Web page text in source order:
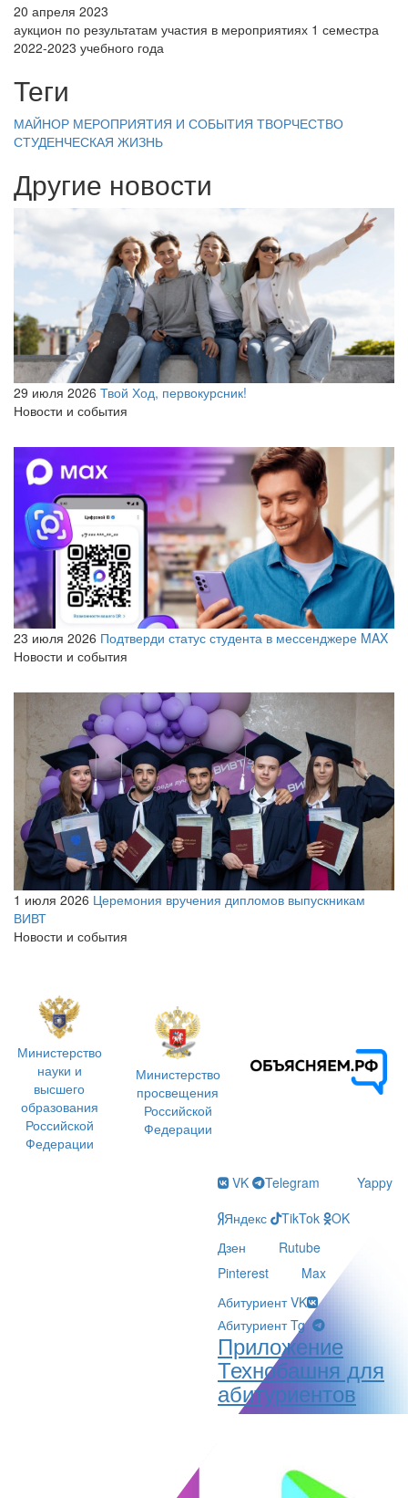
20 апреля 2023
аукцион по результатам участия в мероприятиях 1 семестра
2022-2023 учебного года
Теги
МАЙНОР МЕРОПРИЯТИЯ И СОБЫТИЯ ТВОРЧЕСТВО
СТУДЕНЧЕСКАЯ ЖИЗНЬ
Другие новости
29 июля 2026 Твой Ход, первокурсник!
Новости и события
23 июля 2026 Подтверди статус студента в мессенджере MAX
Новости и события
1 июля 2026 Церемония вручения дипломов выпускникам
ВИВТ
Новости и события
Министерство
науки и
высшего
образования
Российской
Федерации
Министерство
просвещения
Российской
Федерации
VK Telegram
Yappy
Яндекс
TikTok
OK
Дзен
Rutube
Pinterest
Max
Абитуриент VK
Абитуриент Tg
Приложение
Технобашня для
абитуриентов